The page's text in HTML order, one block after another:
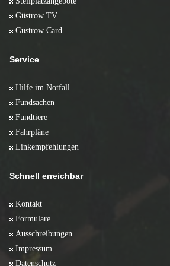
Güstrow TV
Güstrow Card
Service
Hilfe im Notfall
Fundsachen
Fundtiere
Fahrpläne
Linkempfehlungen
Schnell erreichbar
Kontakt
Formulare
Ausschreibungen
Impressum
Datenschutz